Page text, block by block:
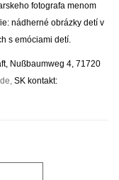
fotografa menom
nádherné obrázky detí v
s emóciami detí.
Nußbaumweg 4, 71720
, SK kontakt: